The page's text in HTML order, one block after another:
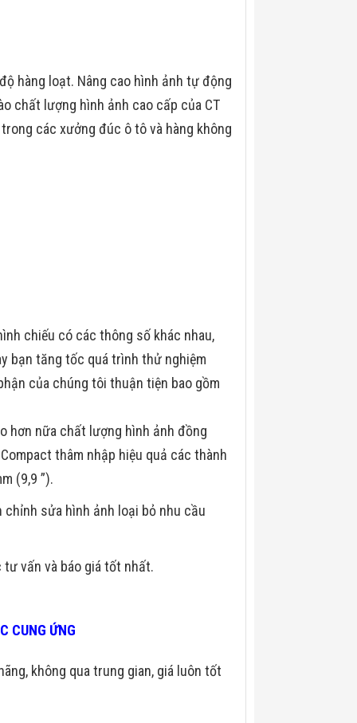
hàng loạt. Nâng cao hình ảnh tự động
chất lượng hình ảnh cao cấp của CT
các xưởng đúc ô tô và hàng không
chiếu có các thông số khác nhau,
bạn tăng tốc quá trình thử nghiệm
của chúng tôi thuận tiện bao gồm
hơn nữa chất lượng hình ảnh đồng
thâm nhập hiệu quả các thành
(9,9 ”).
sửa hình ảnh loại bỏ nhu cầu
vấn và báo giá tốt nhất.
CUNG ỨNG
không qua trung gian, giá luôn tốt